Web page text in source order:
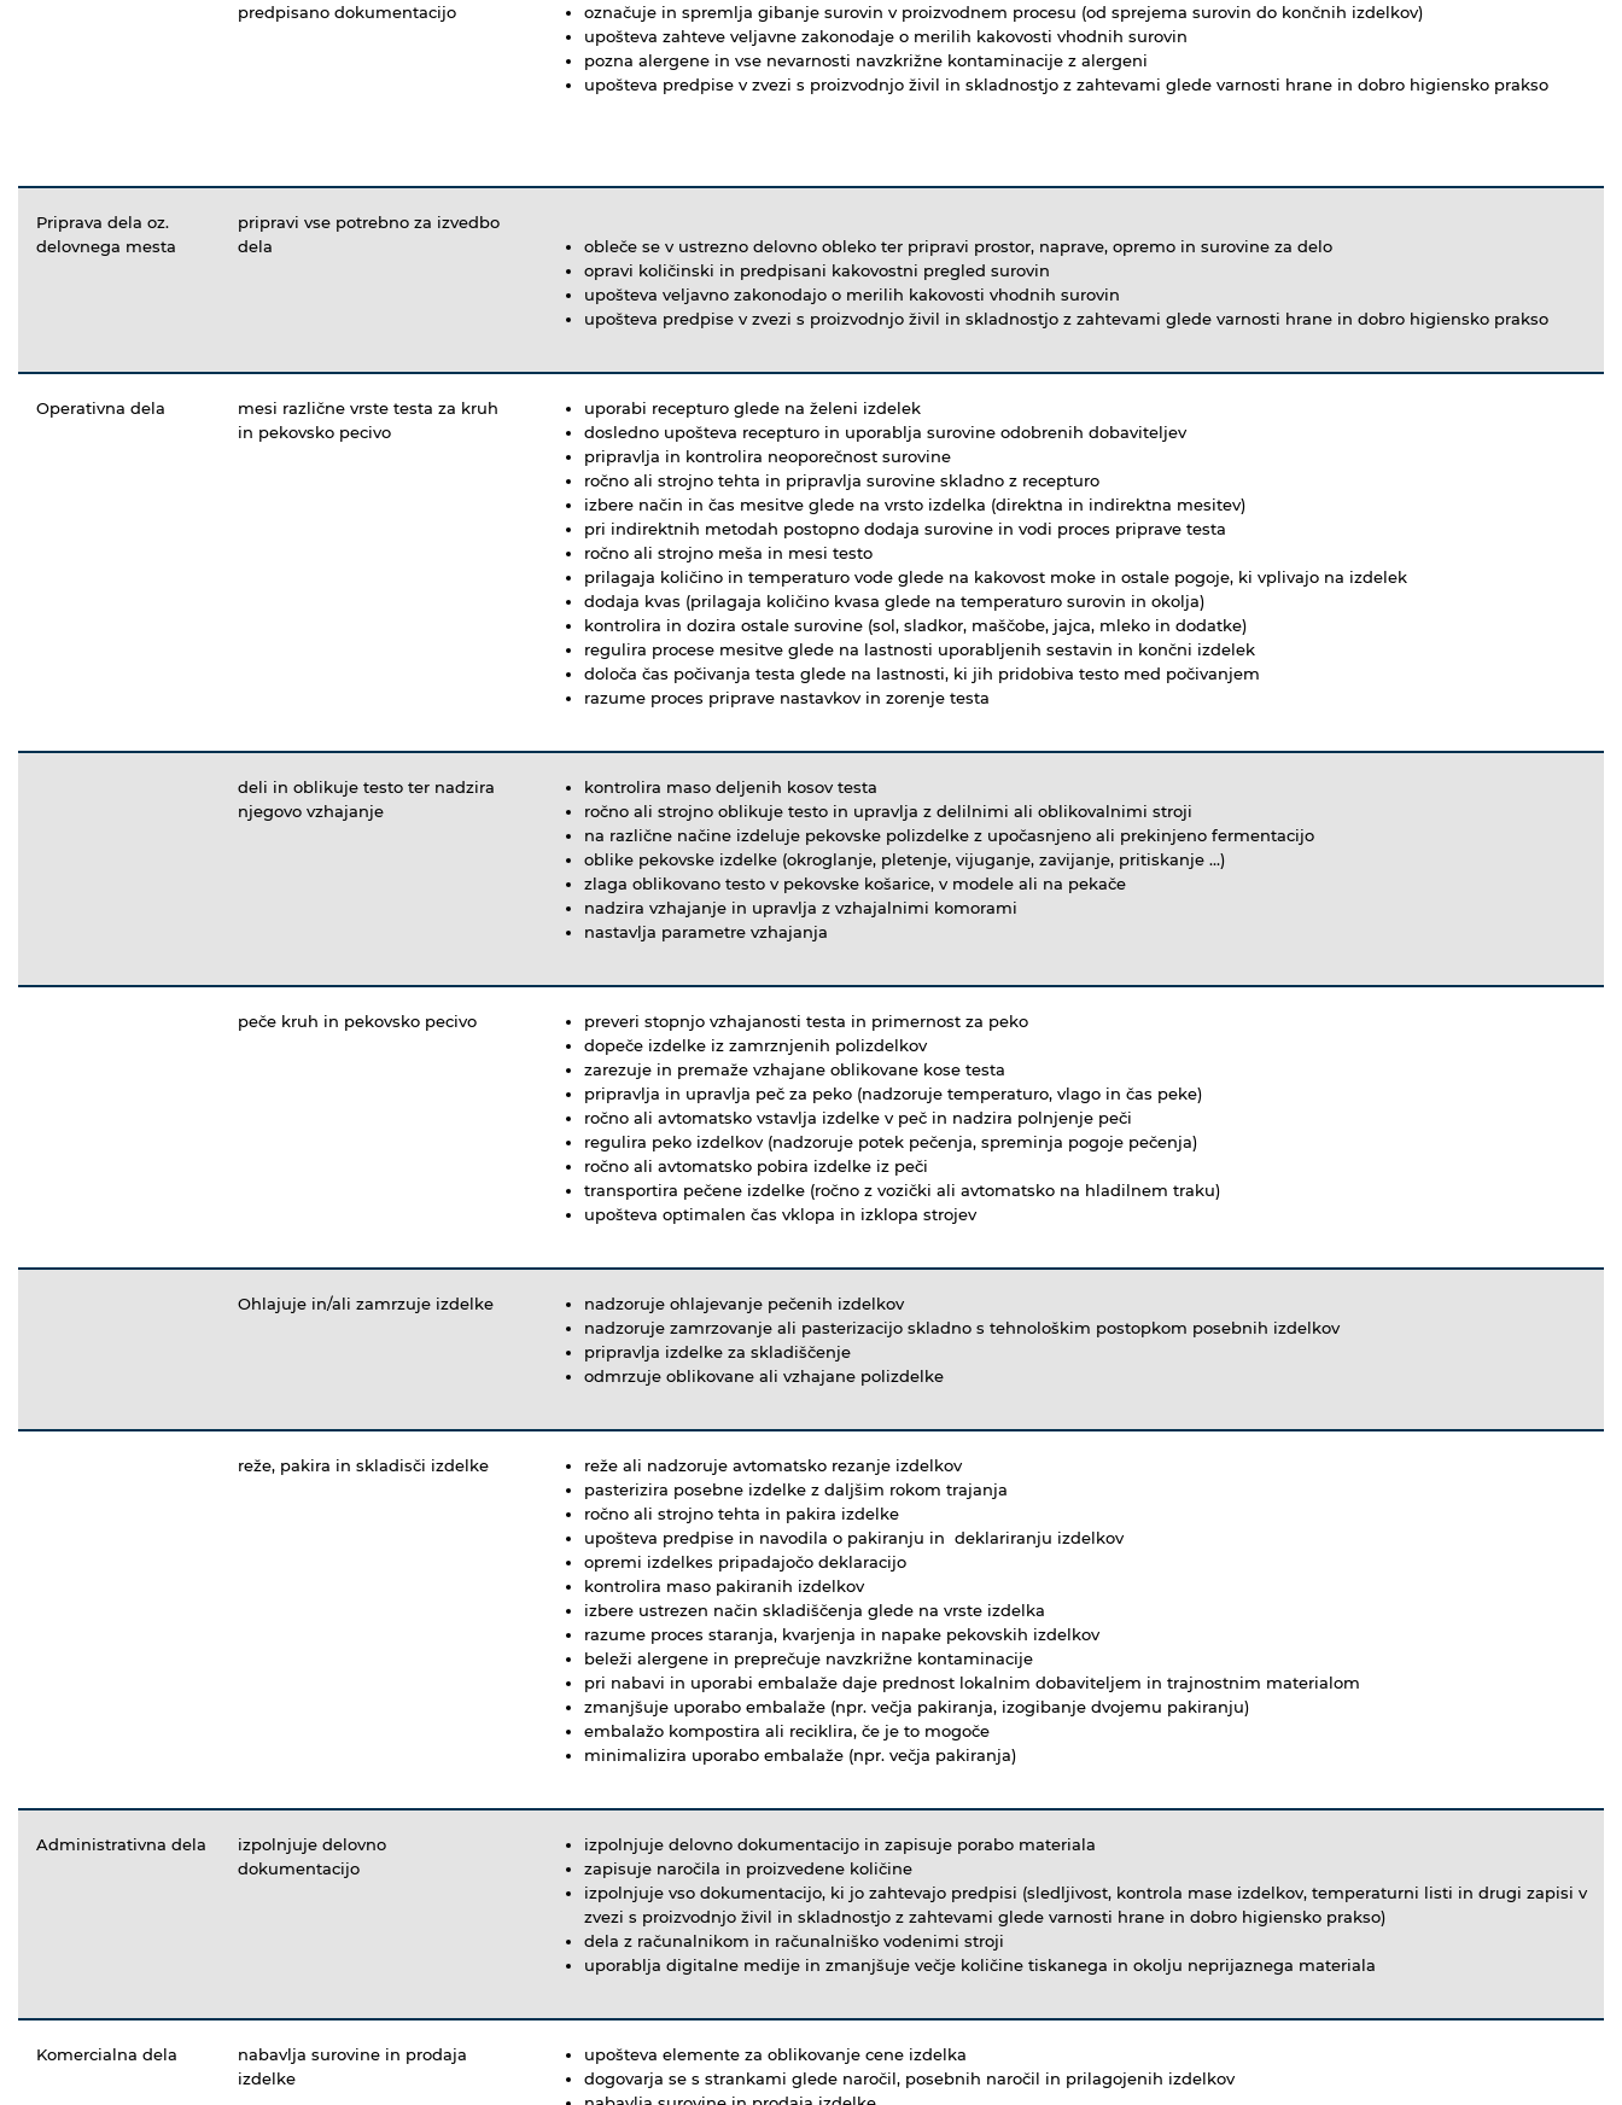
predpisano dokumentacijo
označuje in spremlja gibanje surovin v proizvodnem procesu (od sprejema surovin do končnih izdelkov)
upošteva zahteve veljavne zakonodaje o merilih kakovosti vhodnih surovin
pozna alergene in vse nevarnosti navzkrižne kontaminacije z alergeni
upošteva predpise v zvezi s proizvodnjo živil in skladnostjo z zahtevami glede varnosti hrane in dobro higiensko prakso
Priprava dela oz.
delovnega mesta
pripravi vse potrebno za izvedbo
dela
obleče se v ustrezno delovno obleko ter pripravi prostor, naprave, opremo in surovine za delo
opravi količinski in predpisani kakovostni pregled surovin
upošteva veljavno zakonodajo o merilih kakovosti vhodnih surovin
upošteva predpise v zvezi s proizvodnjo živil in skladnostjo z zahtevami glede varnosti hrane in dobro higiensko prakso
Operativna dela
mesi različne vrste testa za kruh
in pekovsko pecivo
uporabi recepturo glede na želeni izdelek
dosledno upošteva recepturo in uporablja surovine odobrenih dobaviteljev
pripravlja in kontrolira neoporečnost surovine
ročno ali strojno tehta in pripravlja surovine skladno z recepturo
izbere način in čas mesitve glede na vrsto izdelka (direktna in indirektna mesitev)
pri indirektnih metodah postopno dodaja surovine in vodi proces priprave testa
ročno ali strojno meša in mesi testo
prilagaja količino in temperaturo vode glede na kakovost moke in ostale pogoje, ki vplivajo na izdelek
dodaja kvas (prilagaja količino kvasa glede na temperaturo surovin in okolja)
kontrolira in dozira ostale surovine (sol, sladkor, maščobe, jajca, mleko in dodatke)
regulira procese mesitve glede na lastnosti uporabljenih sestavin in končni izdelek
določa čas počivanja testa glede na lastnosti, ki jih pridobiva testo med počivanjem
razume proces priprave nastavkov in zorenje testa
deli in oblikuje testo ter nadzira
njegovo vzhajanje
kontrolira maso deljenih kosov testa
ročno ali strojno oblikuje testo in upravlja z delilnimi ali oblikovalnimi stroji
na različne načine izdeluje pekovske polizdelke z upočasnjeno ali prekinjeno fermentacijo
oblike pekovske izdelke (okroglanje, pletenje, vijuganje, zavijanje, pritiskanje …)
zlaga oblikovano testo v pekovske košarice, v modele ali na pekače
nadzira vzhajanje in upravlja z vzhajalnimi komorami
nastavlja parametre vzhajanja
peče kruh in pekovsko pecivo
preveri stopnjo vzhajanosti testa in primernost za peko
dopeče izdelke iz zamrznjenih polizdelkov
zarezuje in premaže vzhajane oblikovane kose testa
pripravlja in upravlja peč za peko (nadzoruje temperaturo, vlago in čas peke)
ročno ali avtomatsko vstavlja izdelke v peč in nadzira polnjenje peči
regulira peko izdelkov (nadzoruje potek pečenja, spreminja pogoje pečenja)
ročno ali avtomatsko pobira izdelke iz peči
transportira pečene izdelke (ročno z vozički ali avtomatsko na hladilnem traku)
upošteva optimalen čas vklopa in izklopa strojev
Ohlajuje in/ali zamrzuje izdelke
nadzoruje ohlajevanje pečenih izdelkov
nadzoruje zamrzovanje ali pasterizacijo skladno s tehnološkim postopkom posebnih izdelkov
pripravlja izdelke za skladiščenje
odmrzuje oblikovane ali vzhajane polizdelke
reže, pakira in skladisči izdelke
reže ali nadzoruje avtomatsko rezanje izdelkov
pasterizira posebne izdelke z daljšim rokom trajanja
ročno ali strojno tehta in pakira izdelke
upošteva predpise in navodila o pakiranju in deklariranju izdelkov
opremi izdelkes pripadajočo deklaracijo
kontrolira maso pakiranih izdelkov
izbere ustrezen način skladiščenja glede na vrste izdelka
razume proces staranja, kvarjenja in napake pekovskih izdelkov
beleži alergene in preprečuje navzkrižne kontaminacije
pri nabavi in uporabi embalaže daje prednost lokalnim dobaviteljem in trajnostnim materialom
zmanjšuje uporabo embalaže (npr. večja pakiranja, izogibanje dvojemu pakiranju)
embalažo kompostira ali reciklira, če je to mogoče
minimalizira uporabo embalaže (npr. večja pakiranja)
Administrativna dela
izpolnjuje delovno
dokumentacijo
izpolnjuje delovno dokumentacijo in zapisuje porabo materiala
zapisuje naročila in proizvedene količine
izpolnjuje vso dokumentacijo, ki jo zahtevajo predpisi (sledljivost, kontrola mase izdelkov, temperaturni listi in drugi zapisi v
zvezi s proizvodnjo živil in skladnostjo z zahtevami glede varnosti hrane in dobro higiensko prakso)
dela z računalnikom in računalniško vodenimi stroji
uporablja digitalne medije in zmanjšuje večje količine tiskanega in okolju neprijaznega materiala
Komercialna dela
nabavlja surovine in prodaja
izdelke
upošteva elemente za oblikovanje cene izdelka
dogovarja se s strankami glede naročil, posebnih naročil in prilagojenih izdelkov